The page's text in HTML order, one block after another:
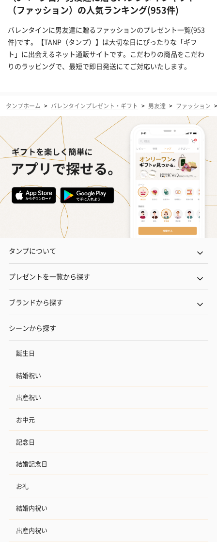
（ファッション）の人気ランキング(953件)
バレンタインに男友達に贈るファッションのプレゼント一覧(953
件)です。【TANP（タンプ）】は大切な日にぴったりな「ギフ
ト」に出会えるネット通販サイトです。こだわりの商品をこだわ
りのラッピングで、最短で即日発送にてご対応いたします。
タンプホーム > バレンタインプレゼント・ギフト > 男友達 > ファッション
タンプについて
プレゼントを一覧から探す
ブランドから探す
シーンから探す
誕生日
結婚祝い
出産祝い
お中元
記念日
結婚記念日
お礼
結婚内祝い
出産内祝い